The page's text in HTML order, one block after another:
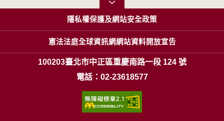
隱私權保護及網站安全政策
憲法法庭全球資訊網網站資料開放宣告
100203臺北市中正區重慶南路一段 124 號
電話：02-23618577